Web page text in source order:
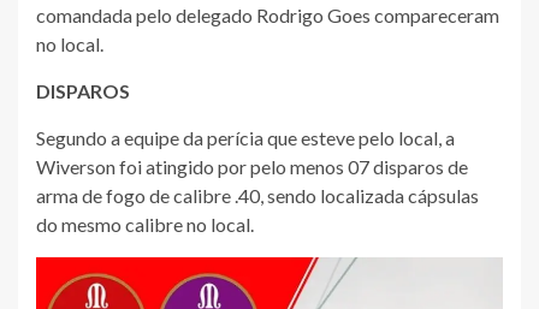
comandada pelo delegado Rodrigo Goes compareceram
no local.
DISPAROS
Segundo a equipe da perícia que esteve pelo local, a
Wiverson foi atingido por pelo menos 07 disparos de
arma de fogo de calibre .40, sendo localizada cápsulas
do mesmo calibre no local.